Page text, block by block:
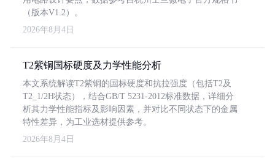
（版本V1.2）。
2026年8月4日
T2紫铜国标硬度及力学性能分析
本文系统解读T2紫铜的国标硬度和抗拉强度（包括T2及
T2_1/2H状态），结合GB/T 5231-2012标准数据，详细分
析其力学性能指标及影响因素，并对比不同状态下的金属
特性差异，为工业选材提供参考。
2026年8月4日